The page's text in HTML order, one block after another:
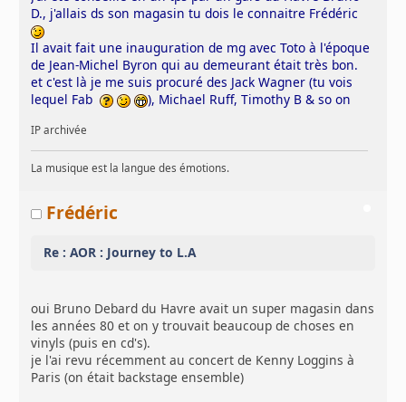
D., j'allais ds son magasin tu dois le connaitre Frédéric
Il avait fait une inauguration de mg avec Toto à l'époque
de Jean-Michel Byron qui au demeurant était très bon.
et c'est là je me suis procuré des Jack Wagner (tu vois
lequel Fab
), Michael Ruff, Timothy B & so on
IP archivée
La musique est la langue des émotions.
Frédéric
Re : AOR : Journey to L.A
oui Bruno Debard du Havre avait un super magasin dans
les années 80 et on y trouvait beaucoup de choses en
vinyls (puis en cd's).
je l'ai revu récemment au concert de Kenny Loggins à
Paris (on était backstage ensemble)